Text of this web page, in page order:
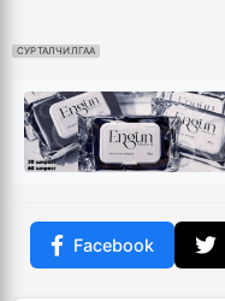
СУРТАЛЧИЛГАА
Facebook